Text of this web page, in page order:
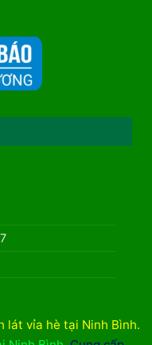
lát vỉa hè tại Ninh Bình.